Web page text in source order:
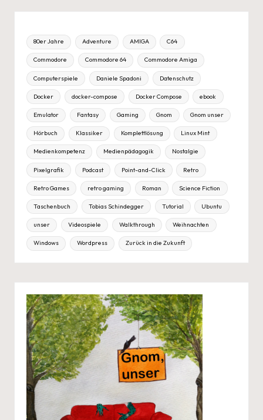
80er Jahre Adventure AMIGA C64
Commodore Commodore 64 Commodore Amiga
Computerspiele Daniele Spadoni Datenschutz
Docker docker-compose Docker Compose ebook
Emulator Fantasy Gaming Gnom Gnom unser
Hörbuch Klassiker Komplettlösung Linux Mint
Medienkompetenz Medienpädagogik Nostalgie
Pixelgrafik Podcast Point-and-Click Retro
Retro Games retro gaming Roman Science Fiction
Taschenbuch Tobias Schindegger Tutorial Ubuntu
unser Videospiele Walkthrough Weihnachten
Windows Wordpress Zurück in die Zukunft